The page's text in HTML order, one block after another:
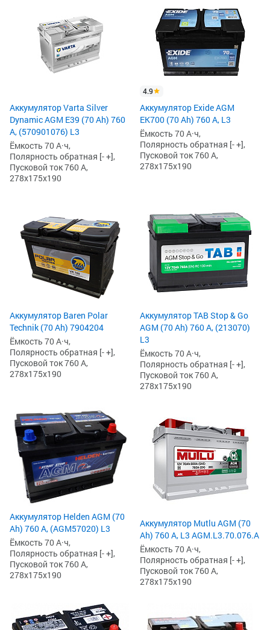
Аккумулятор Varta Silver
Dynamic AGM E39 (70 Ah) 760
А, (570901076) L3
Ёмкость 70 А·ч,
Полярность обратная [- +],
Пусковой ток 760 А,
278x175x190
4.9
Аккумулятор Exide AGM
EK700 (70 Ah) 760 А, L3
Ёмкость 70 А·ч,
Полярность обратная [- +],
Пусковой ток 760 А,
278x175x190
Аккумулятор Baren Polar
Technik (70 Ah) 7904204
Ёмкость 70 А·ч,
Полярность обратная [- +],
Пусковой ток 760 А,
278x175x190
Аккумулятор TAB Stop & Go
AGM (70 Ah) 760 А, (213070)
L3
Ёмкость 70 А·ч,
Полярность обратная [- +],
Пусковой ток 760 А,
278x175x190
Аккумулятор Helden AGM (70
Ah) 760 А, (AGM57020) L3
Ёмкость 70 А·ч,
Полярность обратная [- +],
Пусковой ток 760 А,
278x175x190
Аккумулятор Mutlu AGM (70
Ah) 760 А, L3 AGM.L3.70.076.A
Ёмкость 70 А·ч,
Полярность обратная [- +],
Пусковой ток 760 А,
278x175x190